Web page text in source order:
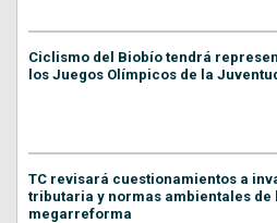
Ciclismo del Biobío tendrá
los Juegos Olímpicos de la
TC revisará cuestionamientos a
tributaria y normas ambientales de
megarreforma